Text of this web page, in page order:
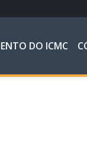
DO ICMC